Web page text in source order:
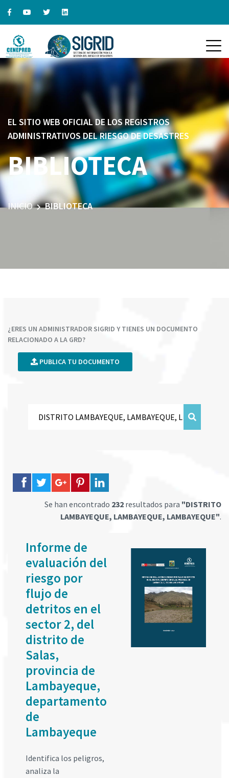
EL SITIO WEB OFICIAL DE LOS REGISTROS
ADMINISTRATIVOS DEL RIESGO DE DESASTRES
BIBLIOTECA
INICIO BIBLIOTECA
¿ERES UN ADMINISTRADOR SIGRID Y TIENES UN DOCUMENTO
RELACIONADO A LA GRD?
PUBLICA TU DOCUMENTO
Se han encontrado 232 resultados para "DISTRITO
LAMBAYEQUE, LAMBAYEQUE, LAMBAYEQUE".
Informe de
evaluación del
riesgo por
flujo de
detritos en el
sector 2, del
distrito de
Salas,
provincia de
Lambayeque,
departamento
de
Lambayeque
Identifica los peligros,
analiza la